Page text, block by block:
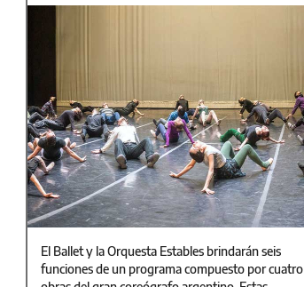
El Ballet y la Orquesta Estables brindarán seis
funciones de un programa compuesto por cuatro